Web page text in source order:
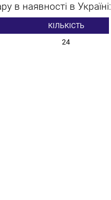
в наявності в Україні:
КІЛЬКІСТЬ
24